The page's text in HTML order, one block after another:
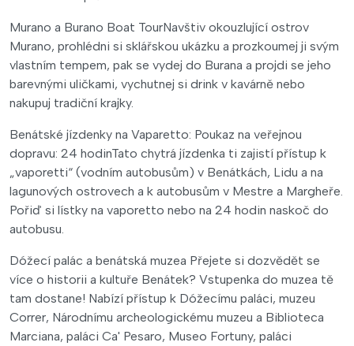
Murano a Burano Boat TourNavštiv okouzlující ostrov
Murano, prohlédni si sklářskou ukázku a prozkoumej ji svým
vlastním tempem, pak se vydej do Burana a projdi se jeho
barevnými uličkami, vychutnej si drink v kavárně nebo
nakupuj tradiční krajky.
Benátské jízdenky na Vaparetto: Poukaz na veřejnou
dopravu: 24 hodinTato chytrá jízdenka ti zajistí přístup k
„vaporetti“ (vodním autobusům) v Benátkách, Lidu a na
lagunových ostrovech a k autobusům v Mestre a Margheře.
Pořiď si lístky na vaporetto nebo na 24 hodin naskoč do
autobusu.
Dóžecí palác a benátská muzea Přejete si dozvědět se
více o historii a kultuře Benátek? Vstupenka do muzea tě
tam dostane! Nabízí přístup k Dóžecímu paláci, muzeu
Correr, Národnímu archeologickému muzeu a Biblioteca
Marciana, paláci Ca' Pesaro, Museo Fortuny, paláci